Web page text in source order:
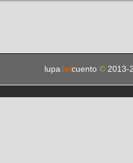
lupadel cuento © 2013-